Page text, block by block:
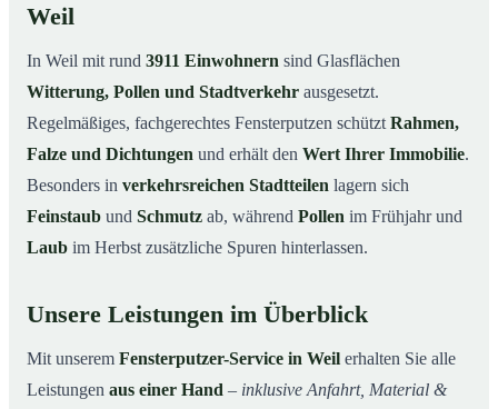
Weil
In Weil mit rund 3911 Einwohnern sind Glasflächen
Witterung, Pollen und Stadtverkehr ausgesetzt.
Regelmäßiges, fachgerechtes Fensterputzen schützt Rahmen,
Falze und Dichtungen und erhält den Wert Ihrer Immobilie.
Besonders in verkehrsreichen Stadtteilen lagern sich
Feinstaub und Schmutz ab, während Pollen im Frühjahr und
Laub im Herbst zusätzliche Spuren hinterlassen.
Unsere Leistungen im Überblick
Mit unserem Fensterputzer-Service in Weil erhalten Sie alle
Leistungen aus einer Hand – inklusive Anfahrt, Material &